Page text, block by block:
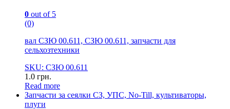
0 out of 5
(0)
вал СЗЮ 00.611, СЗЮ 00.611, запчасти для
сельхозтехники
SKU: СЗЮ 00.611
1.0 грн.
Read more
Запчасти за сеялки СЗ, УПС, No-Till, культиваторы,
плуги